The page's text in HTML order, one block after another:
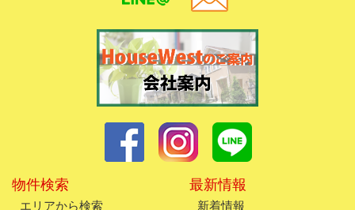
物件検索
エリアから検索
最新情報
新着情報